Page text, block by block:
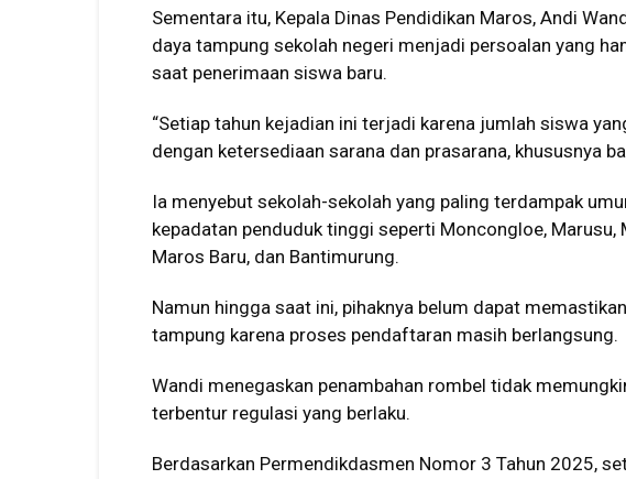
Sementara itu, Kepala Dinas Pendidikan Maros, Andi
daya tampung sekolah negeri menjadi persoalan yang
saat penerimaan siswa baru.
“Setiap tahun kejadian ini terjadi karena jumlah siswa
dengan ketersediaan sarana dan prasarana, khususnya
Ia menyebut sekolah-sekolah yang paling terdampak
kepadatan penduduk tinggi seperti Moncongloe, Marusu,
Maros Baru, dan Bantimurung.
Namun hingga saat ini, pihaknya belum dapat
tampung karena proses pendaftaran masih berlangsung.
Wandi menegaskan penambahan rombel tidak
terbentur regulasi yang berlaku.
Berdasarkan Permendikdasmen Nomor 3 Tahun 2025,